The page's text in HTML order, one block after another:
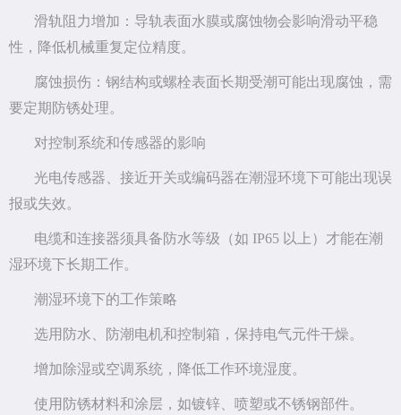
滑轨阻力增加：导轨表面水膜或腐蚀物会影响滑动平稳
性，降低机械重复定位精度。
腐蚀损伤：钢结构或螺栓表面长期受潮可能出现腐蚀，需
要定期防锈处理。
对控制系统和传感器的影响
光电传感器、接近开关或编码器在潮湿环境下可能出现误
报或失效。
电缆和连接器须具备防水等级（如 IP65 以上）才能在潮
湿环境下长期工作。
潮湿环境下的工作策略
选用防水、防潮电机和控制箱，保持电气元件干燥。
增加除湿或空调系统，降低工作环境湿度。
使用防锈材料和涂层，如镀锌、喷塑或不锈钢部件。